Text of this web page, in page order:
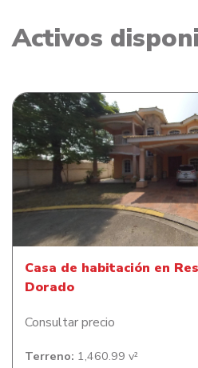
Activos
Casa de habitación en
Casa de habitación en
Dorado
Consultar precio
Terreno: 1,460.99 v²